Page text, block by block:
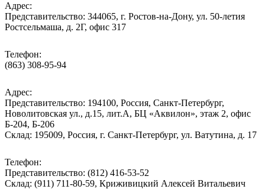
Адрес:
Представительство: 344065, г. Ростов-на-Дону, ул. 50-летия
Ростсельмаша, д. 2Г, офис 317
Телефон:
(863) 308-95-94
Адрес:
Представительство: 194100, Россия, Санкт-Петербург,
Новолитовская ул., д.15, лит.А, БЦ «Аквилон», этаж 2, офис
Б-204, Б-206
Склад: 195009, Россия, г. Санкт-Петербург, ул. Ватутина, д. 17
Телефон:
Представительство: (812) 416-53-52
Склад: (911) 711-80-59, Криживицкий Алексей Витальевич